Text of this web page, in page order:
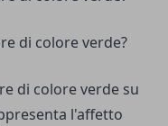
di colore verde?
di colore verde su
l'affetto